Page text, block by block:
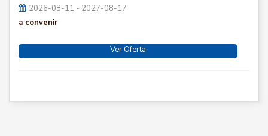
2026-08-11 - 2027-08-17
a convenir
Ver Oferta